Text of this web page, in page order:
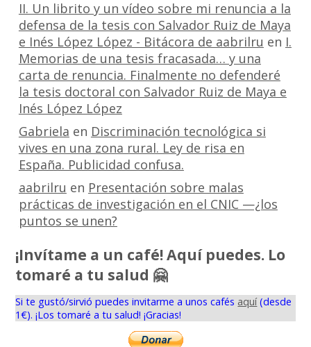
II. Un librito y un vídeo sobre mi renuncia a la
defensa de la tesis con Salvador Ruiz de Maya
e Inés López López - Bitácora de aabrilru en I.
Memorias de una tesis fracasada… y una
carta de renuncia. Finalmente no defenderé
la tesis doctoral con Salvador Ruiz de Maya e
Inés López López
Gabriela en Discriminación tecnológica si
vives en una zona rural. Ley de risa en
España. Publicidad confusa.
aabrilru en Presentación sobre malas
prácticas de investigación en el CNIC —¿los
puntos se unen?
¡Invítame a un café! Aquí puedes. Lo
tomaré a tu salud 🤗
Si te gustó/sirvió puedes invitarme a unos cafés aquí(desde
1€). ¡Los tomaré a tu salud! ¡Gracias!